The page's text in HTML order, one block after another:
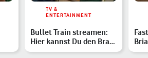
TV &
ENTERTAINMENT
Bullet Train streamen:
Hier kannst Du den Brad-
Pitt-Film im Heimk…